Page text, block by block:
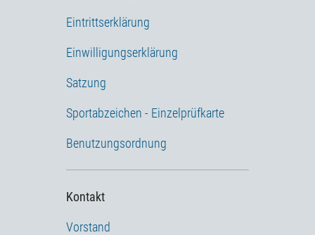
Eintrittserklärung
Einwilligungserklärung
Satzung
Sportabzeichen - Einzelprüfkarte
Benutzungsordnung
Kontakt
Vorstand